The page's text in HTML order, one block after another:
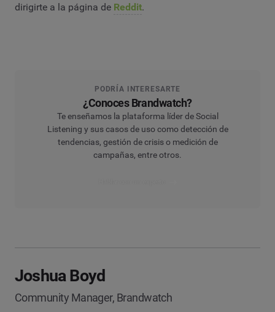
dirigirte a la página de Reddit.
PODRÍA INTERESARTE
¿Conoces Brandwatch?
Te enseñamos la plataforma líder de Social
Listening y sus casos de uso como detección de
tendencias, gestión de crisis o medición de
campañas, entre otros.
Joshua Boyd
Community Manager, Brandwatch